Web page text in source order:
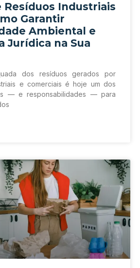
Resíduos Industriais
Garantir
Ambiental e
Jurídica na Sua
dos resíduos gerados por
e comerciais é hoje um dos
— e responsabilidades — para